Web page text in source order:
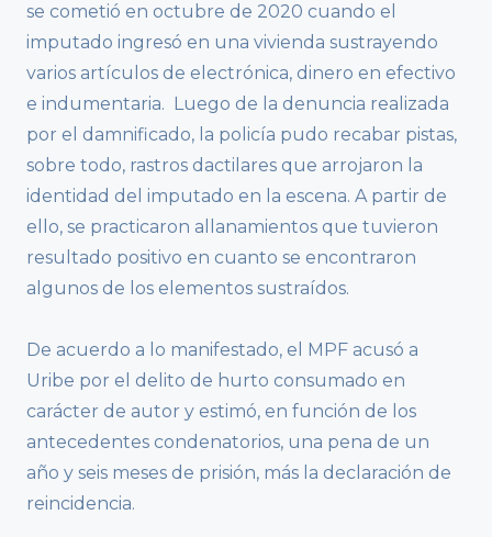
se cometió en octubre de 2020 cuando el
imputado ingresó en una vivienda sustrayendo
varios artículos de electrónica, dinero en efectivo
e indumentaria. Luego de la denuncia realizada
por el damnificado, la policía pudo recabar pistas,
sobre todo, rastros dactilares que arrojaron la
identidad del imputado en la escena. A partir de
ello, se practicaron allanamientos que tuvieron
resultado positivo en cuanto se encontraron
algunos de los elementos sustraídos.
De acuerdo a lo manifestado, el MPF acusó a
Uribe por el delito de hurto consumado en
carácter de autor y estimó, en función de los
antecedentes condenatorios, una pena de un
año y seis meses de prisión, más la declaración de
reincidencia.